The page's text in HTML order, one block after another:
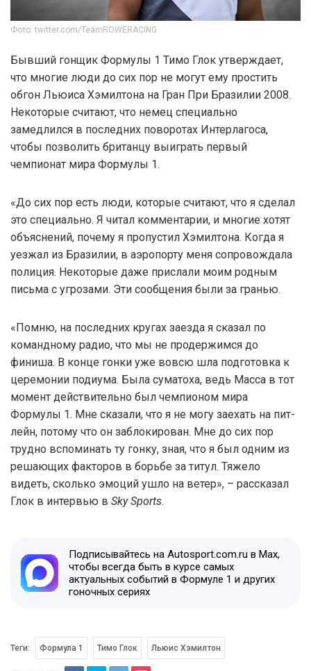
Фото: twitter.com/TeamROWERACING
Бывший гонщик Формулы 1 Тимо Глок утверждает,
что многие люди до сих пор не могут ему простить
обгон Льюиса Хэмилтона на Гран При Бразилии 2008.
Некоторые считают, что немец специально
замедлился в последних поворотах Интерлагоса,
чтобы позволить британцу выиграть первый
чемпионат мира Формулы 1.
«До сих пор есть люди, которые считают, что я сделал
это специально. Я читал комментарии, и многие хотят
объяснений, почему я пропустил Хэмилтона. Когда я
уезжал из Бразилии, в аэропорту меня сопровождала
полиция. Некоторые даже прислали моим родным
письма с угрозами. Эти сообщения были за гранью.
«Помню, на последних кругах заезда я сказал по
командному радио, что мы не продержимся до
финиша. В конце гонки уже вовсю шла подготовка к
церемонии подиума. Была суматоха, ведь Масса в тот
момент действительно был чемпионом мира
Формулы 1. Мне сказали, что я не могу заехать на пит-
лейн, потому что он заблокирован. Мне до сих пор
трудно вспоминать ту гонку, зная, что я был одним из
решающих факторов в борьбе за титул. Тяжело
видеть, сколько эмоций ушло на ветер», – рассказал
Глок в интервью в Sky Sports.
Подписывайтесь на Autosport.com.ru в Max,
чтобы всегда быть в курсе самых
актуальных событий в Формуле 1 и других
гоночных сериях
Теги: Формула 1 Тимо Глок Льюис Хэмилтон